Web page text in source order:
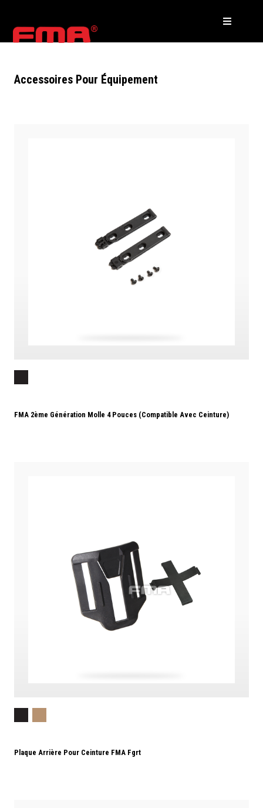
Accessoires Pour Équipement
FMA 2ème Génération Molle 4 Pouces (compatible Avec Ceinture)
Plaque Arrière Pour Ceinture FMA Fgrt